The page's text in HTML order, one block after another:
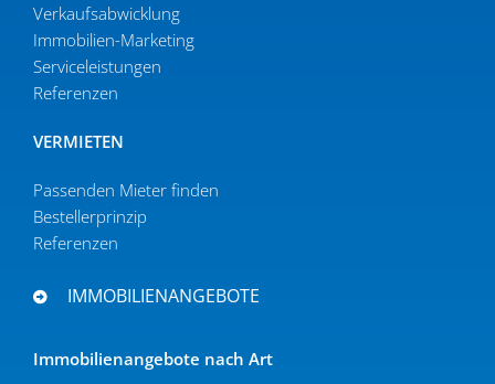
Verkaufs­ab­wicklung
Immobilien-Marketing
Serviceleistungen
Referenzen
VERMIETEN
Passenden Mieter finden
Bestel­ler­prinzip
Referenzen
IMMOBILIENANGEBOTE
Immobi­li­en­an­gebote nach Art